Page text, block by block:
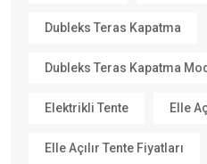
Dubleks Teras Kapatma
Dubleks Teras Kapatma
Elektrikli Tente Elle
Elle Açılır Tente Fiyatları